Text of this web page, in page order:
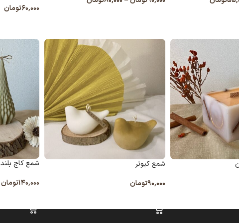
۶۰,۰۰۰تومان
شمع کبوتر
۹۰,۰۰۰تومان
شمع کاج بلند
۱۴۰,۰۰۰تومان